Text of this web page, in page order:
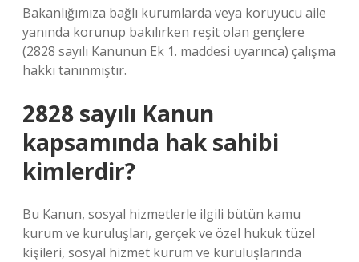
Bakanlığımıza bağlı kurumlarda veya koruyucu aile
yanında korunup bakılırken reşit olan gençlere
(2828 sayılı Kanunun Ek 1. maddesi uyarınca) çalışma
hakkı tanınmıştır.
2828 sayılı Kanun
kapsamında hak sahibi
kimlerdir?
Bu Kanun, sosyal hizmetlerle ilgili bütün kamu
kurum ve kuruluşları, gerçek ve özel hukuk tüzel
kişileri, sosyal hizmet kurum ve kuruluşlarında